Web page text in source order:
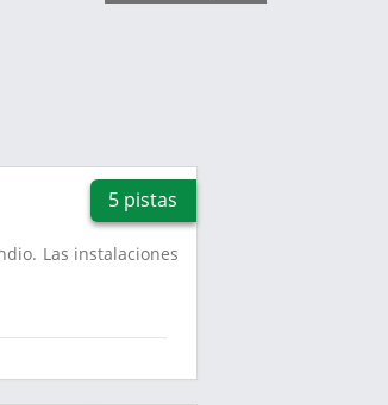
5 pistas
Las instalaciones